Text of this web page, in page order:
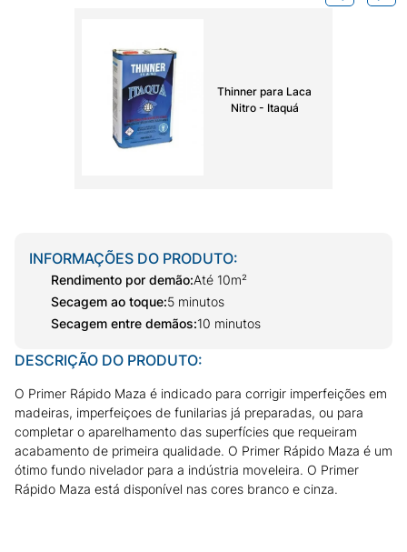
Thinner para Laca
Nitro - Itaquá
INFORMAÇÕES DO PRODUTO:
Rendimento por demão:Até 10m²
Secagem ao toque:5 minutos
Secagem entre demãos:10 minutos
DESCRIÇÃO DO PRODUTO:
O Primer Rápido Maza é indicado para corrigir imperfeições em
madeiras, imperfeiçoes de funilarias já preparadas, ou para
completar o aparelhamento das superfícies que requeiram
acabamento de primeira qualidade. O Primer Rápido Maza é um
ótimo fundo nivelador para a indústria moveleira. O Primer
Rápido Maza está disponível nas cores branco e cinza.